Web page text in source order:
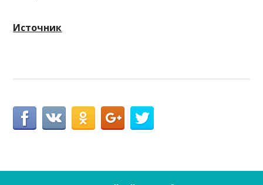
Источник